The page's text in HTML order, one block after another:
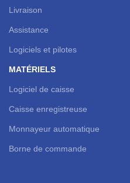
Livraison
Assistance
Logiciels et pilotes
MATÉRIELS
Logiciel de caisse
Caisse enregistreuse
Monnayeur automatique
Borne de commande